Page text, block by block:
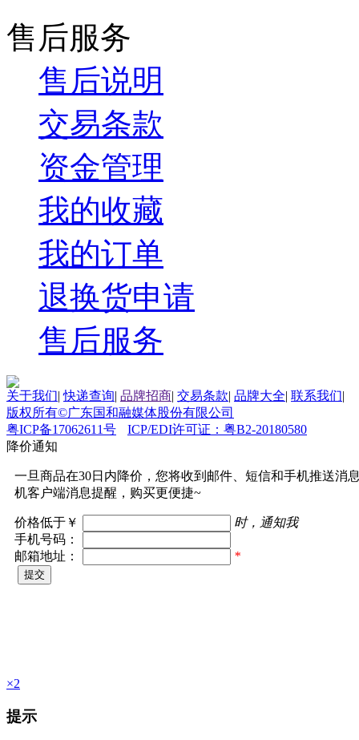
售后服务
售后说明
交易条款
资金管理
我的收藏
我的订单
退换货申请
售后服务
关于我们|快递查询| 品牌招商| 交易条款| 品牌大全| 联系我们|
版权所有©广东国和融媒体股份有限公司
粤ICP备17062611号
ICP/EDI许可证：粤B2-20180580
降价通知
一旦商品在30日内降价，您将收到邮件、短信和手机推送消
机客户端消息提醒，购买更便捷~
价格低于￥
时，通知我
手机号码：
邮箱地址：
*
×2
提示